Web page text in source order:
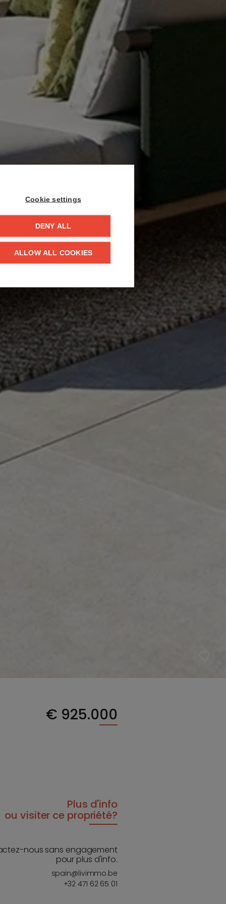
€ 925.000
Plus d'info
ou visiter ce propriété?
nous sans engagement
pour plus d'info.
spain@livimmo.be
+32 471 62 65 01
Cookie settings
DENY ALL
ALLOW ALL COOKIES